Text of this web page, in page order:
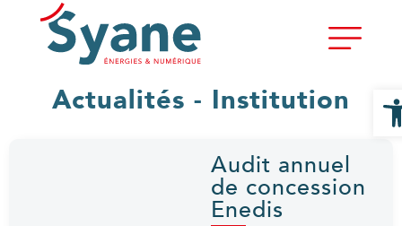
Actualités - Institution
Audit annuel
de concession
Enedis